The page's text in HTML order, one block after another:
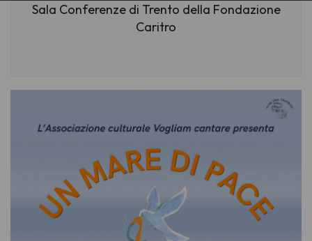
Sala Conferenze di Trento della Fondazione
Caritro